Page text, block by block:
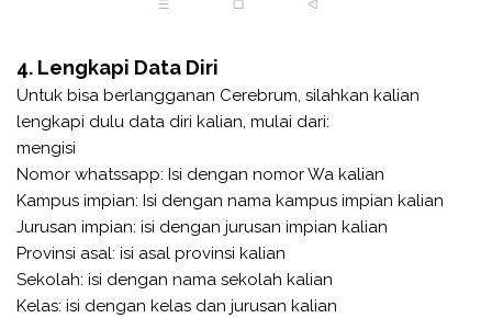
4. Lengkapi Data Diri
Untuk bisa berlangganan Cerebrum, silahkan kalian
lengkapi dulu data diri kalian, mulai dari:
mengisi
Nomor whatssapp: Isi dengan nomor Wa kalian
Kampus impian: Isi dengan nama kampus impian kalian
Jurusan impian: isi dengan jurusan impian kalian
Provinsi asal: isi asal provinsi kalian
Sekolah: isi dengan nama sekolah kalian
Kelas: isi dengan kelas dan jurusan kalian